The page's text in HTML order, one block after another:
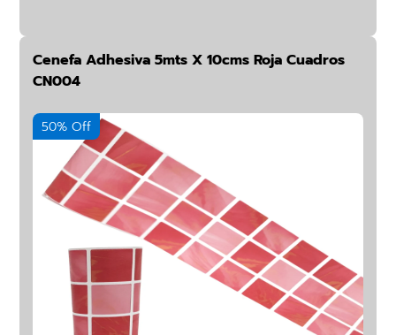
Cenefa Adhesiva 5mts X 10cms Roja Cuadros
CN004
50% Off